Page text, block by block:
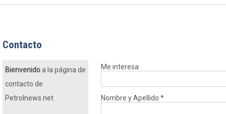
Contacto
Bienvenidoa la página de
contacto de
Petrolnews.net
Me interesa
Nombre y Apellido *